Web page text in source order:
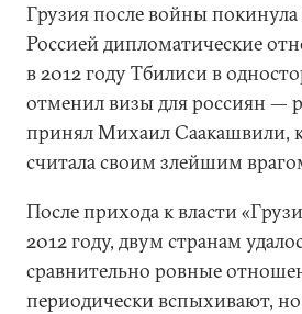
Грузия после войны
Россией дипломатические
в 2012 году Тбилиси в
отменил визы для россиян —
принял Михаил Саакашвили,
считала своим злейшим
После прихода к власти
2012 году, двум странам
сравнительно ровные
периодически вспыхивают, но